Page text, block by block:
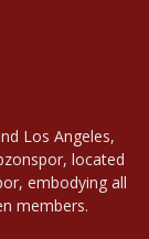
Los Angeles,
located
embodying all
members.